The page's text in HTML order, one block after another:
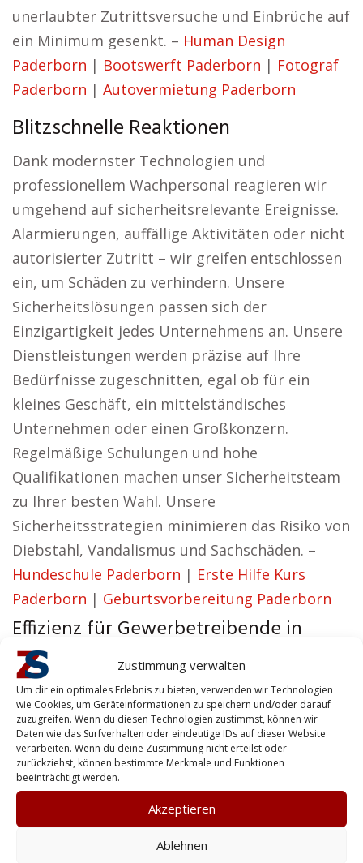
Zustimmung verwalten
Um dir ein optimales Erlebnis zu bieten, verwenden wir Technologien
wie Cookies, um Geräteinformationen zu speichern und/oder darauf
zuzugreifen. Wenn du diesen Technologien zustimmst, können wir
Daten wie das Surfverhalten oder eindeutige IDs auf dieser Website
verarbeiten. Wenn du deine Zustimmung nicht erteilst oder
zurückziehst, können bestimmte Merkmale und Funktionen
beeinträchtigt werden.
Akzeptieren
Ablehnen
unerlaubter Zutrittsversuche und Einbrüche auf
ein Minimum gesenkt. – Human Design
Paderborn | Bootswerft Paderborn | Fotograf
Paderborn | Autovermietung Paderborn
Blitzschnelle Reaktionen
Dank modernster Technologien und
professionellem Wachpersonal reagieren wir
umgehend auf sicherheitsrelevante Ereignisse.
Alarmierungen, auffällige Aktivitäten oder nicht
autorisierter Zutritt – wir greifen entschlossen
ein, um Schäden zu verhindern. Unsere
Sicherheitslösungen passen sich der
Einzigartigkeit jedes Unternehmens an. Unsere
Dienstleistungen werden präzise auf Ihre
Bedürfnisse zugeschnitten, egal ob für ein
kleines Geschäft, ein mittelständisches
Unternehmen oder einen Großkonzern.
Regelmäßige Schulungen und hohe
Qualifikationen machen unser Sicherheitsteam
zu Ihrer besten Wahl. Unsere
Sicherheitsstrategien minimieren das Risiko von
Diebstahl, Vandalismus und Sachschäden. –
Hundeschule Paderborn | Erste Hilfe Kurs
Paderborn | Geburtsvorbereitung Paderborn
Effizienz für Gewerbetreibende in
Paderborn
Jane aus Paderborn vertritt die Ansicht:
Wir möchten Sicherheitslösungen entwickeln,
die nicht nur effizient, sondern auch zuverlässig
sind.
Unsere Sicherheitsdienstleistungen umfassen
auch Lösungen für Privatkunden – von
Personenschutz bis Gebäudesicherung.